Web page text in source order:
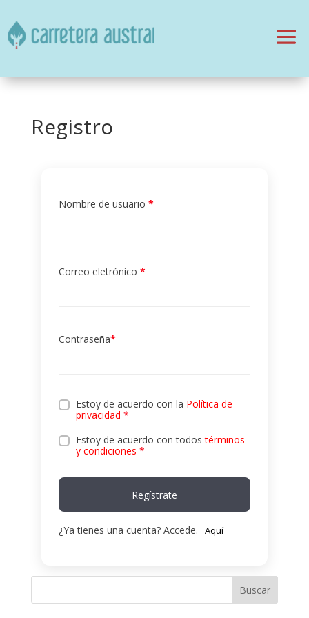
Registro
Nombre de usuario *
Correo eletrónico *
Contraseña*
Estoy de acuerdo con la Política de
privacidad *
Estoy de acuerdo con todostérminos
y condiciones *
Regístrate
¿Ya tienes una cuenta? Accede. Aquí
Buscar